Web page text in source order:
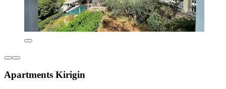
Apartments Kirigin